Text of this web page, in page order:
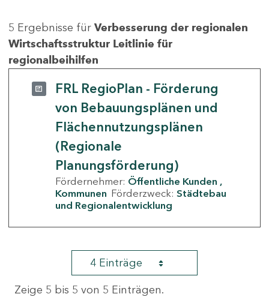
5 Ergebnisse für Verbesserung der regionalen
Wirtschaftsstruktur Leitlinie für
regionalbeihilfen
FRL RegioPlan - Förderung
von Bebauungsplänen und
Flächennutzungsplänen
(Regionale
Planungsförderung)
Fördernehmer: Öffentliche Kunden
Kommunen Förderzweck: Städtebau
und Regionalentwicklung
4 Einträge
Zeige 5 bis 5 von 5 Einträgen.